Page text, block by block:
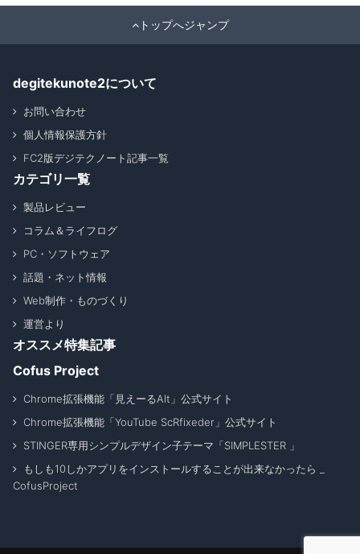
トップへジャンプ
degitekunote2について
お問い合わせ
個人情報保護方針
FC2版デジテクノート記事一覧
カテゴリ一覧
製品レビュー
コラム＆ライフログ
PC・ソフトウェア
話題・ネット情報
Web制作・ものづくり
運営より
オススメ特集記事
Cofus Project
Chrome拡張機能「見えーるAlt」公式サイト
Chrome拡張機能「YouTube ScRfixeder」公式サイト
STINGER専用シンプルデザイン子テーマ「SIMPLESTER 」
もしも10しかアプリをインストールすることが出来なかったら _
CofusProject